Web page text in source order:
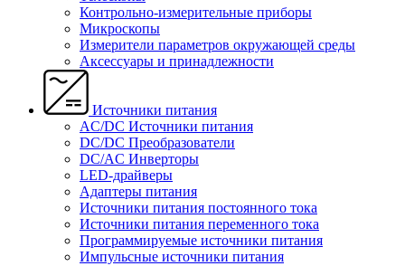
Контрольно-измерительные приборы
Микроскопы
Измерители параметров окружающей среды
Аксессуары и принадлежности
Источники питания
AC/DC Источники питания
DC/DC Преобразователи
DC/AC Инверторы
LED-драйверы
Адаптеры питания
Источники питания постоянного тока
Источники питания переменного тока
Программируемые источники питания
Импульсные источники питания